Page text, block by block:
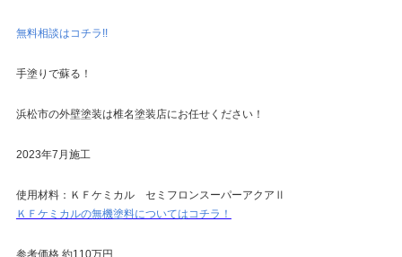
無料相談はコチラ!!
手塗りで蘇る！
浜松市の外壁塗装は椎名塗装店にお任せください！
2023年7月施工
使用材料：ＫＦケミカル セミフロンスーパーアクアⅡ
ＫＦケミカルの無機塗料についてはコチラ！
参考価格 約110万円